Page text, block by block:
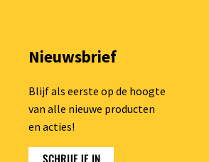
Nieuwsbrief
Blijf als eerste op de hoogte
van alle nieuwe producten
en acties!
SCHRIJF JE IN